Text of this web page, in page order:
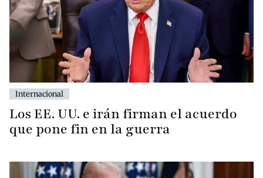
Internacional
Los EE. UU. e irán firman el acuerdo
que pone fin en la guerra